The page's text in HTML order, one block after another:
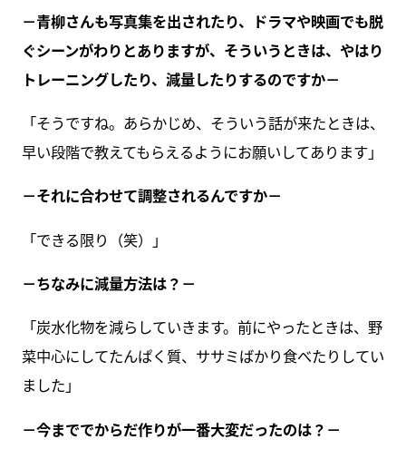
－青柳さんも写真集を出されたり、ドラマや映画でも脱
ぐシーンがわりとありますが、そういうときは、やはり
トレーニングしたり、減量したりするのですか－
「そうですね。あらかじめ、そういう話が来たときは、
早い段階で教えてもらえるようにお願いしてあります」
－それに合わせて調整されるんですか－
「できる限り（笑）」
－ちなみに減量方法は？－
「炭水化物を減らしていきます。前にやったときは、野
菜中心にしてたんぱく質、ササミばかり食べたりしてい
ました」
－今まででからだ作りが一番大変だったのは？－